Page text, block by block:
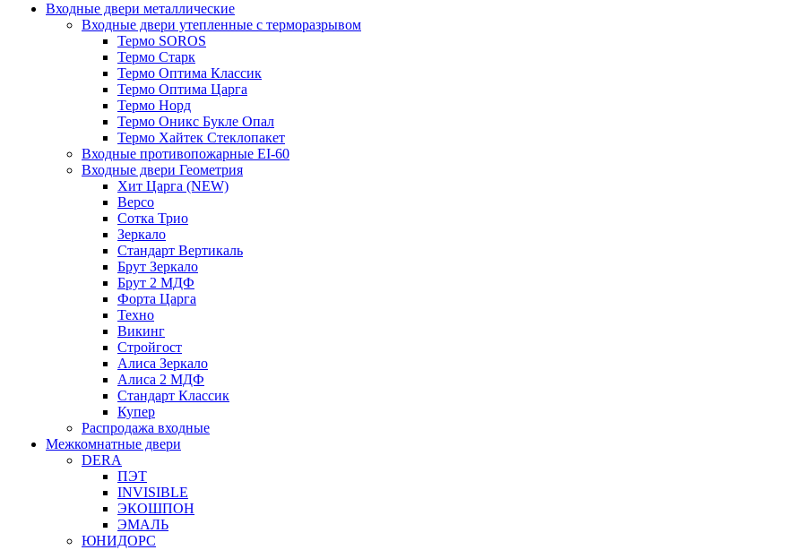
Входные двери металлические
Входные двери утепленные с терморазрывом
Термо SOROS
Термо Старк
Термо Оптима Классик
Термо Оптима Царга
Термо Норд
Термо Оникс Букле Опал
Термо Хайтек Стеклопакет
Входные противопожарные EI-60
Входные двери Геометрия
Хит Царга (NEW)
Версо
Сотка Трио
Зеркало
Стандарт Вертикаль
Брут Зеркало
Брут 2 МДФ
Форта Царга
Техно
Викинг
Стройгост
Алиса Зеркало
Алиса 2 МДФ
Стандарт Классик
Купер
Распродажа входные
Межкомнатные двери
DERA
ПЭТ
INVISIBLE
ЭКОШПОН
ЭМАЛЬ
ЮНИДОРС